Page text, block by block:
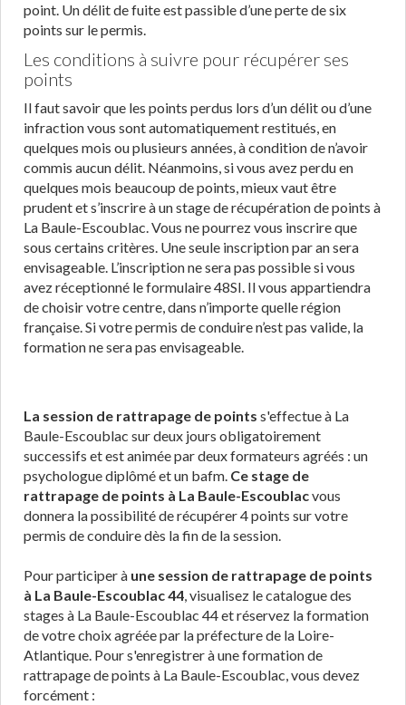
point. Un délit de fuite est passible d’une perte de six
points sur le permis.
Les conditions à suivre pour récupérer ses
points
Il faut savoir que les points perdus lors d’un délit ou d’une
infraction vous sont automatiquement restitués, en
quelques mois ou plusieurs années, à condition de n’avoir
commis aucun délit. Néanmoins, si vous avez perdu en
quelques mois beaucoup de points, mieux vaut être
prudent et s’inscrire à un stage de récupération de points à
La Baule-Escoublac. Vous ne pourrez vous inscrire que
sous certains critères. Une seule inscription par an sera
envisageable. L’inscription ne sera pas possible si vous
avez réceptionné le formulaire 48SI. Il vous appartiendra
de choisir votre centre, dans n’importe quelle région
française. Si votre permis de conduire n’est pas valide, la
formation ne sera pas envisageable.
La session de rattrapage de points s'effectue à La
Baule-Escoublac sur deux jours obligatoirement
successifs et est animée par deux formateurs agréés : un
psychologue diplômé et un bafm. Ce stage de
rattrapage de points à La Baule-Escoublacvous
donnera la possibilité de récupérer 4 points sur votre
permis de conduire dès la fin de la session.
Pour participer à une session de rattrapage de points
à La Baule-Escoublac 44, visualisez le catalogue des
stages à La Baule-Escoublac 44 et réservez la formation
de votre choix agréée par la préfecture de la Loire-
Atlantique. Pour s'enregistrer à une formation de
rattrapage de points à La Baule-Escoublac, vous devez
forcément :